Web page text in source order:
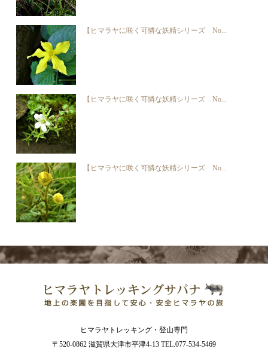
【ヒマラヤに咲く可憐な妖精シリーズ No...
【ヒマラヤに咲く可憐な妖精シリーズ No...
【ヒマラヤに咲く可憐な妖精シリーズ No...
ヒマラヤトレッキング・登山専門
〒520-0862 滋賀県大津市平津4-13 TEL.077-534-5469